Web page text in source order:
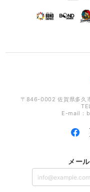
〒846-0002 佐賀県多久
E-mail：
メー